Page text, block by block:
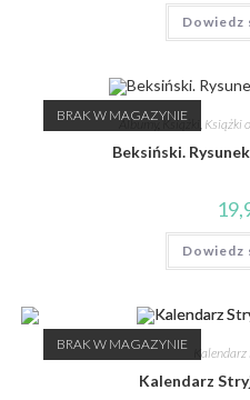
Dowiedz
BRAK W MAGAZYNIE
Albumy, Książki , Książki
Beksiński.
Dowiedz
BRAK W MAGAZYNIE
Kalendarz